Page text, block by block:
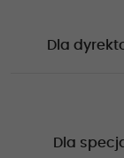
Dla
Dla